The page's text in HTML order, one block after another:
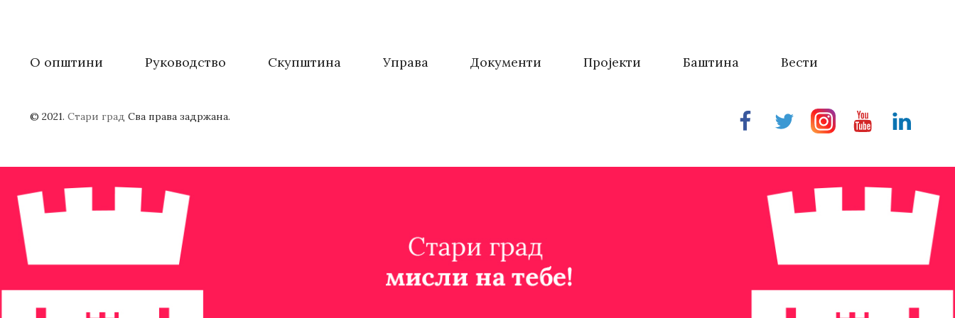
О општини Руководство Скупштина Управа Документи Пројекти Баштина Вести
FacebookTwitterInstragramYoutubeLinkedin
© 2021. Стари град Сва права задржана.